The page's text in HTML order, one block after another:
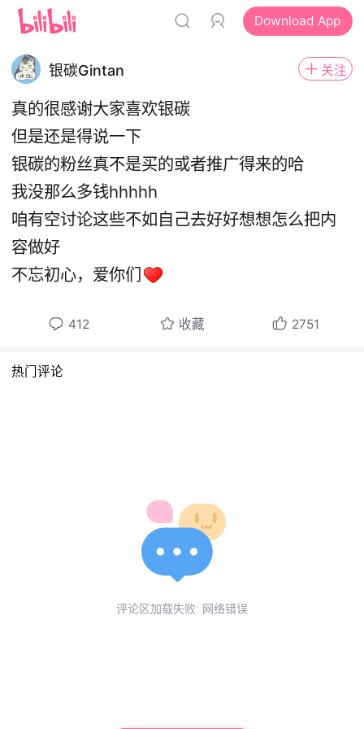
Download App
银碳Gintan 关注
真的很感谢大家喜欢银碳
但是还是得说一下
银碳的粉丝真不是买的或者推广得来的哈
我没那么多钱hhhhh
咱有空讨论这些不如自己去好好想想怎么把内
容做好
不忘初心，爱你们
412 收藏 2751
热门评论
评论区加载失败: 网络错误